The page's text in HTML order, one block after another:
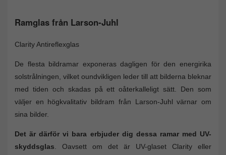
Ramglas från Larson-Juhl
Clarity Antireflexglas
De flesta bildramar exponeras dagligen för den energirika
solstrålningen, vilket oundvikligen leder till att bilderna bleknar
med tiden och skadas på ett oåterkalleligt sätt. Den som
väljer en högkvalitativ bildram från Larson-Juhl värnar om
sina bilder.
Det är därför vi bara erbjuder dig dessa ramar med UV-
skyddsglas . Oavsett om det är UV-glaset Clarity eller